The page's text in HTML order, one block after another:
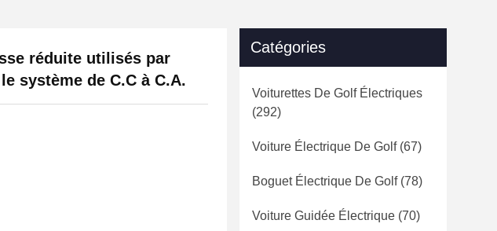
réduite utilisés par
système de C.C à C.A.
Catégories
Voiturettes De Golf Électriques
(292)
Voiture Électrique De Golf(67)
Boguet Électrique De Golf(78)
Voiture Guidée Électrique (70)